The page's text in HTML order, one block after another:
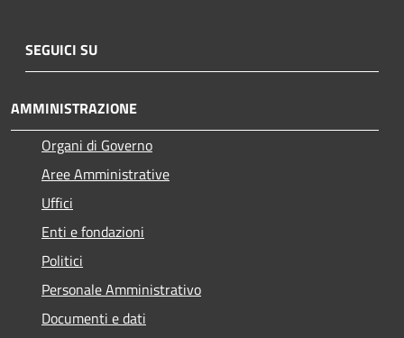
SEGUICI SU
AMMINISTRAZIONE
Organi di Governo
Aree Amministrative
Uffici
Enti e fondazioni
Politici
Personale Amministrativo
Documenti e dati